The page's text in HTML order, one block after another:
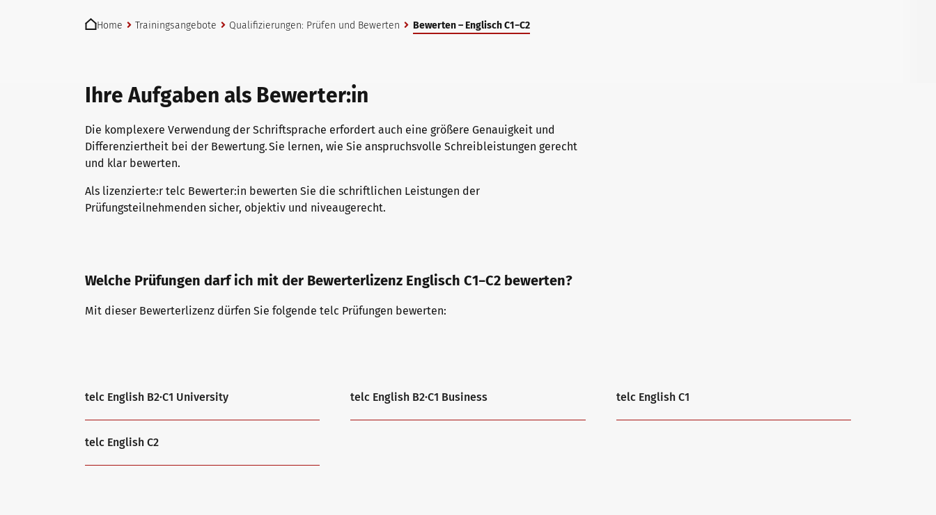
telc Prüfungen in Bad Homburg
Prüfungszentrum finden
Einstufungstest
Verifikation von telc Zertifikaten
Deutsch für den Beruf
Deutsch für die Hochschule
Verlagsprogramm: Support & FAQ
Qualifizierungen: Prüfen und Bewerten
Inhouse-Veranstaltungen
ZQ BSK
DaF/DaZ Blog
Home
Trainingsangebote Qualifizierungen: Prüfen und Bewerten Bewerten – Englisch C1−C2
Ihre Aufgaben als Bewerter:in
Die komplexere Verwendung der Schriftsprache erfordert auch eine größere Genauigkeit und
Differenziertheit bei der Bewertung. Sie lernen, wie Sie anspruchsvolle Schreibleistungen gerecht
und klar bewerten.
Als lizenzierte:r telc Bewerter:in bewerten Sie die schriftlichen Leistungen der
Prüfungsteilnehmenden sicher, objektiv und niveaugerecht.
Welche Prüfungen darf ich mit der Bewerterlizenz Englisch C1−C2 bewerten?
Mit dieser Bewerterlizenz dürfen Sie folgende telc Prüfungen bewerten:
telc English B2·C1 University telc English B2·C1 Business telc English C1
telc English C2